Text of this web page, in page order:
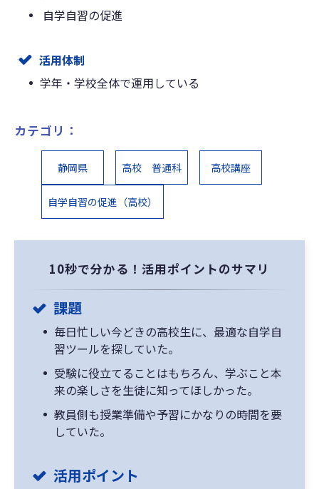
自学自習の促進
活用体制
学年・学校全体で運用している
カテゴリ：
静岡県 高校 普通科 高校講座
自学自習の促進（高校）
10秒で分かる！活用ポイントのサマリ
課題
毎日忙しい今どきの高校生に、最適な自学自
習ツールを探していた。
受験に役立てることはもちろん、学ぶこと本
来の楽しさを生徒に知ってほしかった。
教員側も授業準備や予習にかなりの時間を要
していた。
活用ポイント